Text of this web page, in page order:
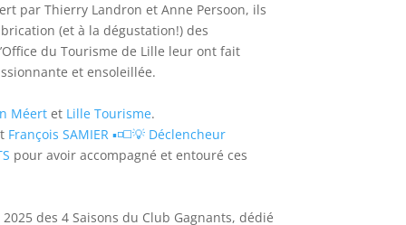
par Thierry Landron et Anne Persoon, ils
(et à la dégustation!) des
du Tourisme de Lille leur ont fait
et ensoleillée.
Méert et Lille Tourisme.
François SAMIER ▪️◽◻️💡 Déclencheur
pour avoir accompagné et entouré ces
des 4 Saisons du Club Gagnants, dédié